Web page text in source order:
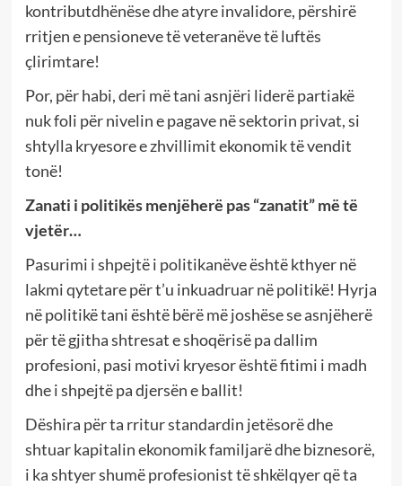
kontributdhënëse dhe atyre invalidore, përshirë
rritjen e pensioneve të veteranëve të luftës
çlirimtare!
Por, për habi, deri më tani asnjëri liderë partiakë
nuk foli për nivelin e pagave në sektorin privat, si
shtylla kryesore e zhvillimit ekonomik të vendit
tonë!
Zanati i politikës menjëherë pas “zanatit” më të
vjetër…
Pasurimi i shpejtë i politikanëve është kthyer në
lakmi qytetare për t’u inkuadruar në politikë! Hyrja
në politikë tani është bërë më joshëse se asnjëherë
për të gjitha shtresat e shoqërisë pa dallim
profesioni, pasi motivi kryesor është fitimi i madh
dhe i shpejtë pa djersën e ballit!
Dëshira për ta rritur standardin jetësorë dhe
shtuar kapitalin ekonomik familjarë dhe biznesorë,
i ka shtyer shumë profesionist të shkëlqyer që ta